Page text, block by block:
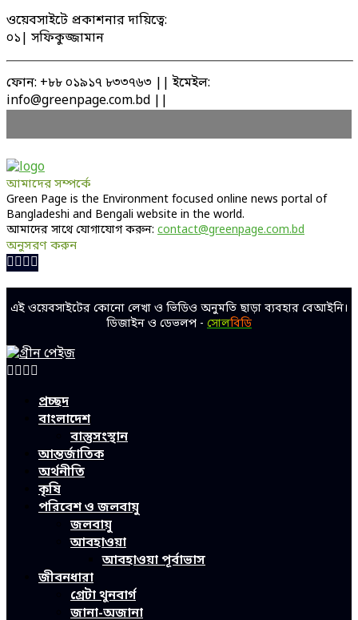
ওয়েবসাইটে প্রকাশনার দায়িত্বে:
০১| সফিকুজ্জামান
ফোন: +৮৮ ০১৯১৭ ৮৩৩৭৬৩ || ইমেইল:
info@greenpage.com.bd ||
আমাদের সম্পর্কে
Green Page is the Environment focused online news portal of
Bangladeshi and Bengali website in the world.
আমাদের সাথে যোগাযোগ করুন: contact@greenpage.com.bd
অনুসরণ করুন
Facebook
Twitter
Linkedin
এই ওয়েবসাইটের কোনো লেখা ও ভিডিও অনুমতি ছাড়া ব্যবহার বেআইনি।
ডিজাইন ও ডেভলপ - সোলবিডি
Facebook
Twitter
Linkedin
প্রচ্ছদ
বাংলাদেশ
বাস্তুসংস্থান
আন্তর্জাতিক
অর্থনীতি
কৃষি
পরিবেশ ও জলবায়ু
জলবায়ু
আবহাওয়া
আবহাওয়া পূর্বাভাস
জীবনধারা
গ্রেটা থুনবার্গ
জানা-অজানা